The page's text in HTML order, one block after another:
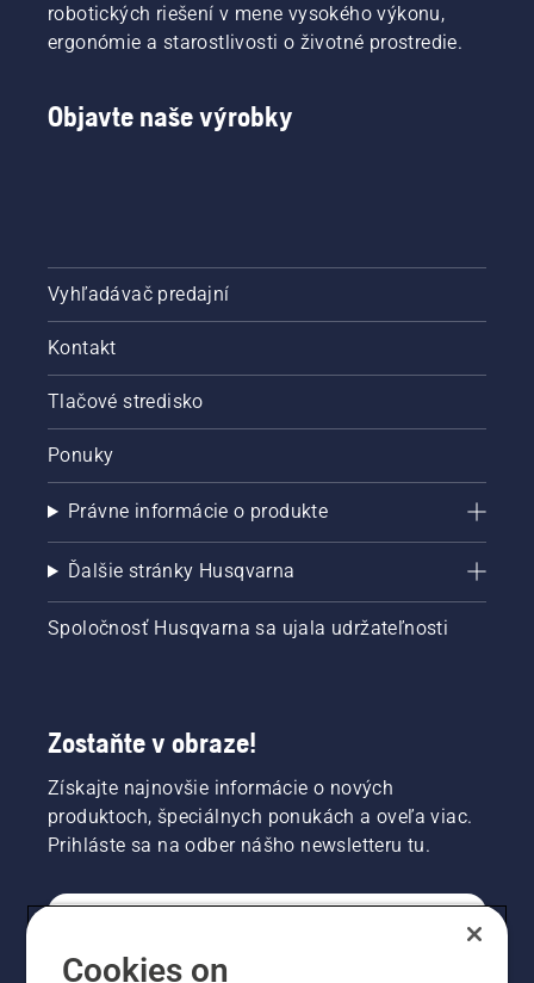
robotických riešení v mene vysokého výkonu,
ergonómie a starostlivosti o životné prostredie.
Objavte naše výrobky
Vyhľadávač predajní
Kontakt
Tlačové stredisko
Ponuky
Právne informácie o produkte
Ďalšie stránky Husqvarna
Spoločnosť Husqvarna sa ujala udržateľnosti
Zostaňte v obraze!
Získajte najnovšie informácie o nových
produktoch, špeciálnych ponukách a oveľa viac.
Prihláste sa na odber nášho newsletteru tu.
Cookies on